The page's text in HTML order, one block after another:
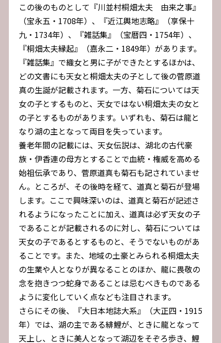
この後のものとして『川並村桐畑太夫 由来之事』
（宝永五・1708年）、『近江輿地志略』（享保十
九・1734年）、『雑話集』（宝暦四・1754年）、
『桐畑太夫縁起』（嘉永二・1849年）があります。
『雑話集』で織女と男に子ができたとするほかは、
どの文書にも天女と桐畑太夫の子として後の菅原道
真の生誕が記載されます。一方、菊石については天
女の子とするものと、天女ではない桐畑太夫の女と
の子とするものがあります。いずれも、菊石は龍と
なり湖の主となって両目を失っています。
養老年間の記載には、天女伝説は、湖北の古代豪
族・伊香連の母方とすることで血統・権威を高める
始祖伝承であり、菅原道真も菊石も記されていませ
ん。ところが、その後時を経て、道真と菊石が登場
します。ここで興味深いのは、道真と菊石が記述さ
れるようになったことに加え、道真は必ず天女の子
であることが記載されるのに対し、菊石については
天女の子であるとするものと、そうでないものがあ
ることです。また、地域の土豪とみられる桐畑太夫
の生業や人となりが異なることのほか、龍に畏敬の
念を抱きつつ蛇身であることは忌むべきものである
ように変化していく点なども注目されます。
さらにその後、『大日本地誌大系』（大正四・1915
年）では、湖の主である緋鯉が、ときに龍となって
天上し、ときに美人となって湖辺をそぞろ歩き、鯉